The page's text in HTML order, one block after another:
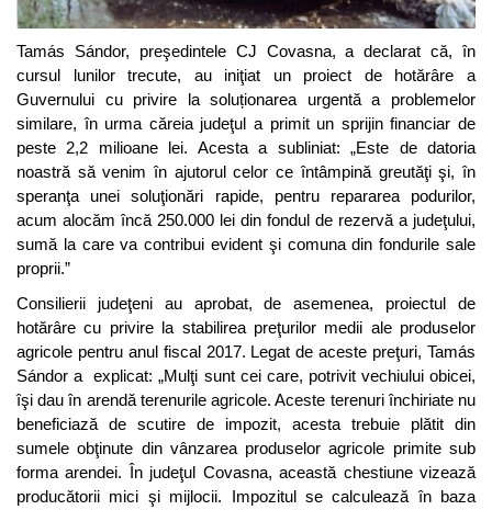
Tamás Sándor, preşedintele CJ Covasna, a declarat că, în
cursul lunilor trecute, au iniţiat un proiect de hotărâre a
Guvernului cu privire la soluționarea urgentă a problemelor
similare, în urma căreia judeţul a primit un sprijin financiar de
peste 2,2 milioane lei. Acesta a subliniat: „Este de datoria
noastră să venim în ajutorul celor ce întâmpină greutăţi şi, în
speranţa unei soluţionări rapide, pentru repararea podurilor,
acum alocăm încă 250.000 lei din fondul de rezervă a judeţului,
sumă la care va contribui evident şi comuna din fondurile sale
proprii.”
Consilierii judeţeni au aprobat, de asemenea, proiectul de
hotărâre cu privire la stabilirea preţurilor medii ale produselor
agricole pentru anul fiscal 2017. Legat de aceste preţuri, Tamás
Sándor a explicat: „Mulţi sunt cei care, potrivit vechiului obicei,
îşi dau în arendă terenurile agricole. Aceste terenuri închiriate nu
beneficiază de scutire de impozit, acesta trebuie plătit din
sumele obţinute din vânzarea produselor agricole primite sub
forma arendei. În judeţul Covasna, această chestiune vizează
producătorii mici şi mijlocii. Impozitul se calculează în baza